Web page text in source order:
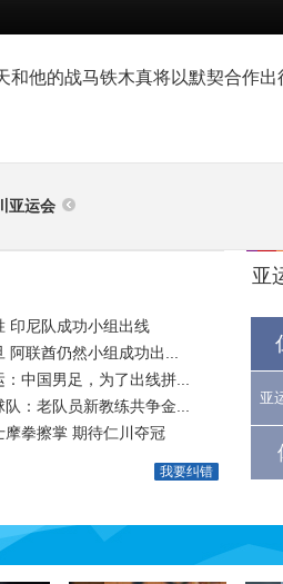
和他的战马铁木真将以默契合作出
亚运会
印尼队成功小组出线
阿联酋仍然小组成功出...
中国男足，为了出线拼...
：老队员新教练共争金...
摩拳擦掌 期待仁川夺冠
我要纠错
亚
亚